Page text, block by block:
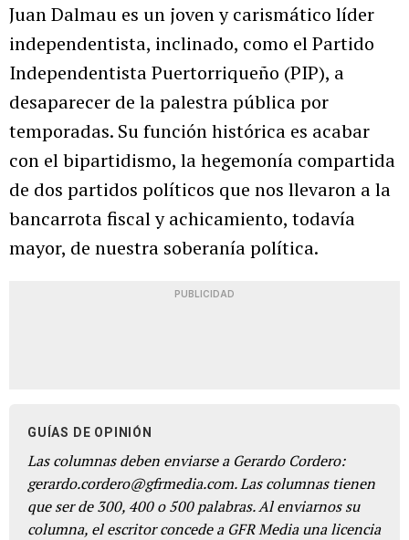
Juan Dalmau es un joven y carismático líder
independentista, inclinado, como el Partido
Independentista Puertorriqueño (PIP), a
desaparecer de la palestra pública por
temporadas. Su función histórica es acabar
con el bipartidismo, la hegemonía compartida
de dos partidos políticos que nos llevaron a la
bancarrota fiscal y achicamiento, todavía
mayor, de nuestra soberanía política.
PUBLICIDAD
GUÍAS DE OPINIÓN
Las columnas deben enviarse a Gerardo Cordero:
gerardo.cordero@gfrmedia.com. Las columnas tienen
que ser de 300, 400 o 500 palabras. Al enviarnos su
columna, el escritor concede a GFR Media una licencia